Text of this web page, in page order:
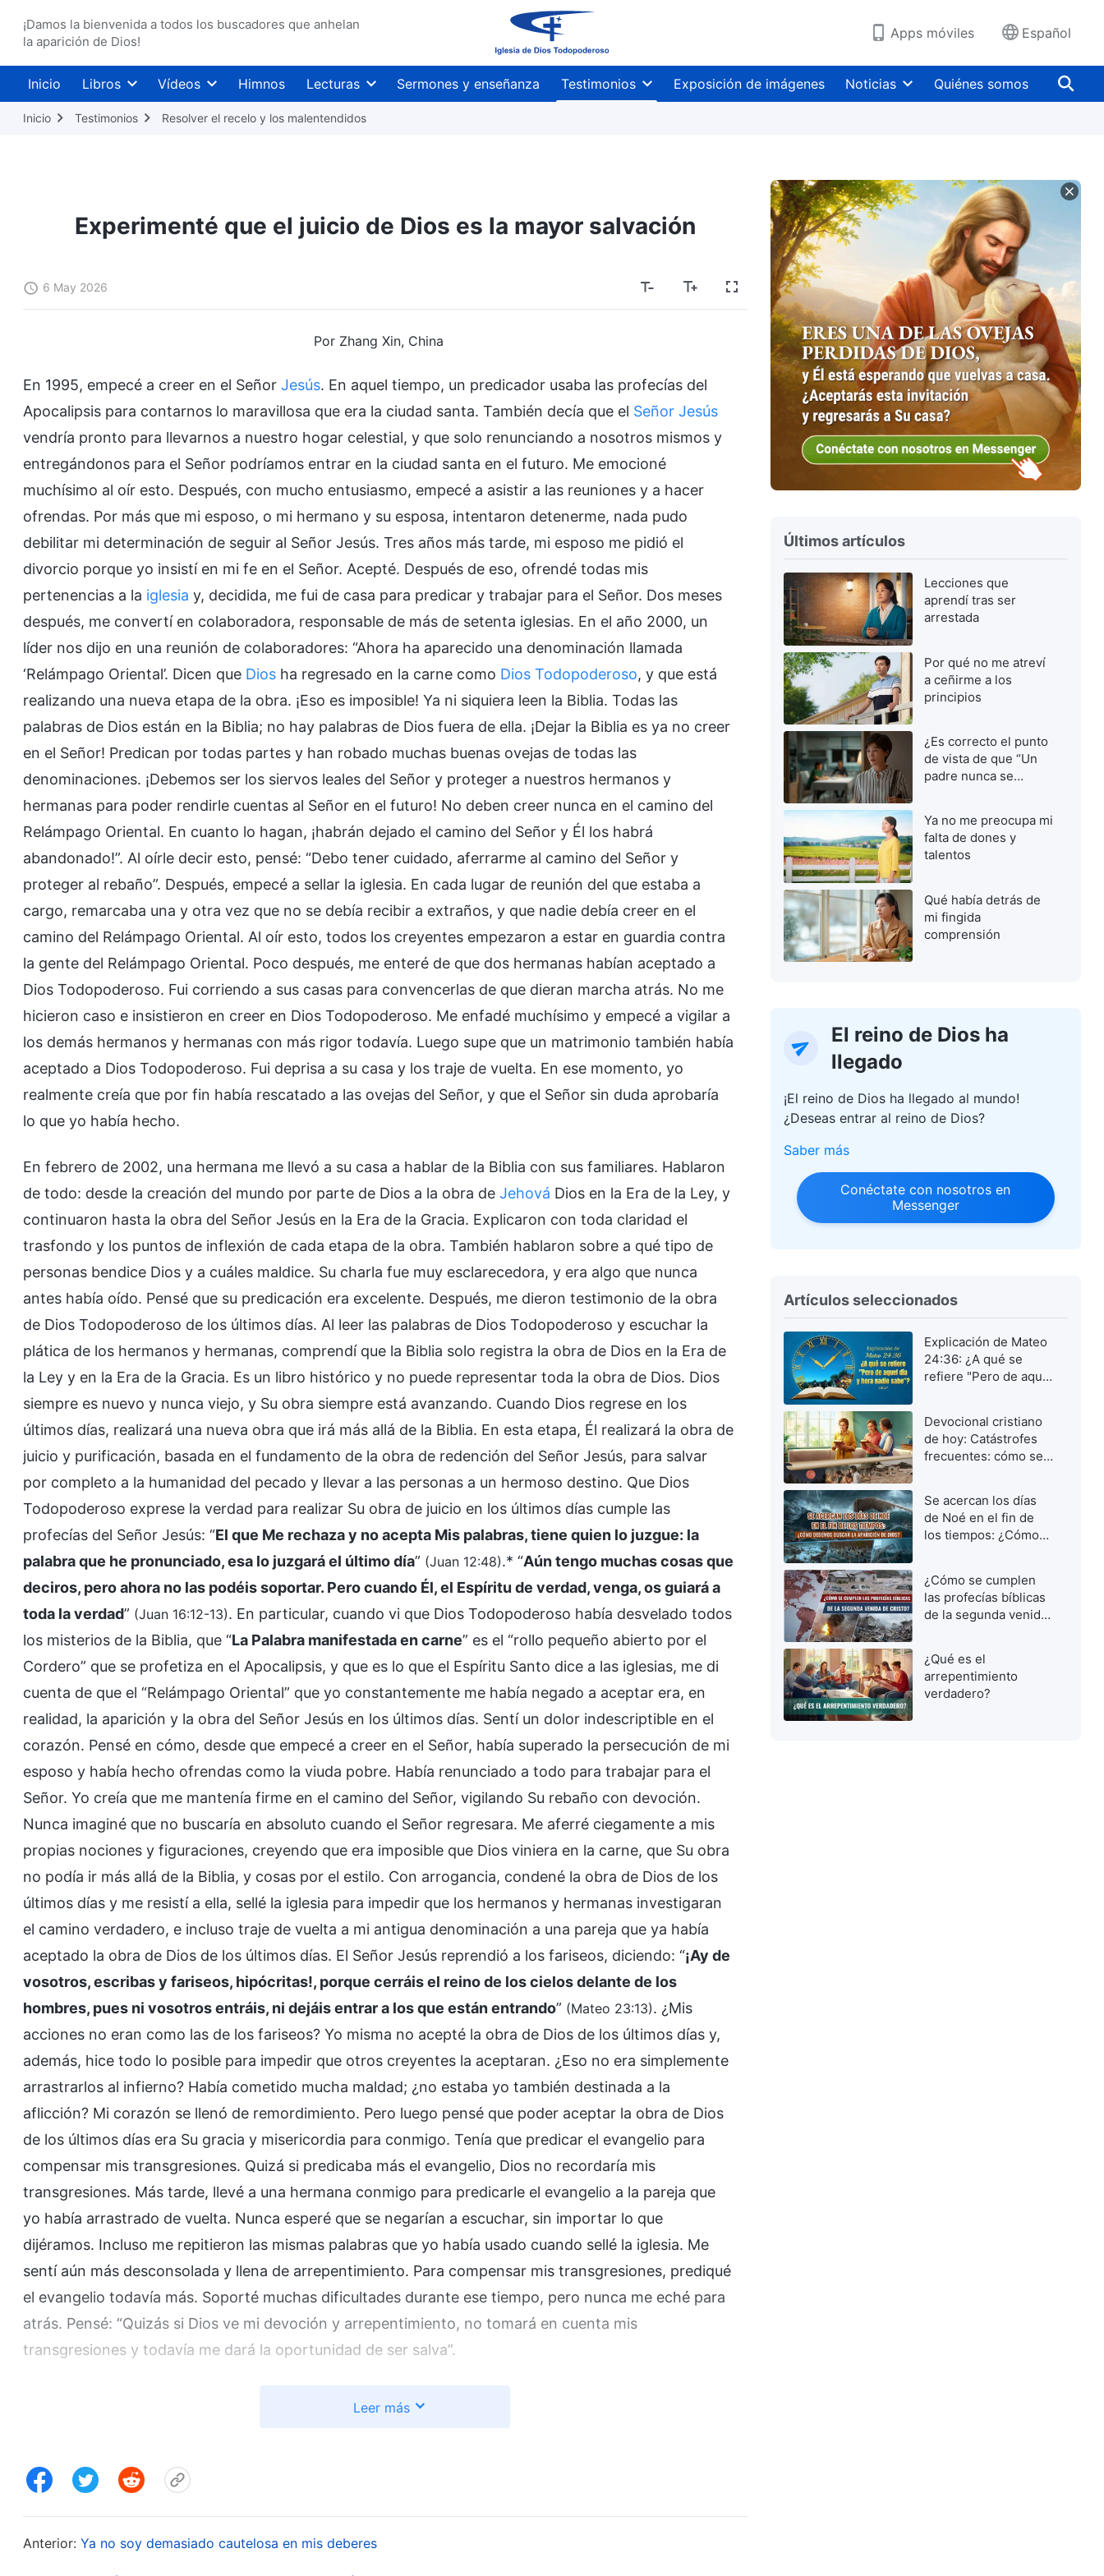
¡Damos la bienvenida a todos los buscadores que anhelan
la aparición de Dios!
Apps móviles Español
Inicio Libros Vídeos Himnos Lecturas Sermones y enseñanza Testimonios Exposición de imágenes Noticias Quiénes somos
Inicio Testimonios Resolver el recelo y los malentendidos
Experimenté que el juicio de Dios es la mayor salvación
6 May 2026
Por Zhang Xin, China
En 1995, empecé a creer en el Señor Jesús. En aquel tiempo, un predicador usaba las profecías del
Apocalipsis para contarnos lo maravillosa que era la ciudad santa. También decía que el Señor Jesús
vendría pronto para llevarnos a nuestro hogar celestial, y que solo renunciando a nosotros mismos y
entregándonos para el Señor podríamos entrar en la ciudad santa en el futuro. Me emocioné
muchísimo al oír esto. Después, con mucho entusiasmo, empecé a asistir a las reuniones y a hacer
ofrendas. Por más que mi esposo, o mi hermano y su esposa, intentaron detenerme, nada pudo
debilitar mi determinación de seguir al Señor Jesús. Tres años más tarde, mi esposo me pidió el
divorcio porque yo insistí en mi fe en el Señor. Acepté. Después de eso, ofrendé todas mis
pertenencias a la iglesia y, decidida, me fui de casa para predicar y trabajar para el Señor. Dos meses
después, me convertí en colaboradora, responsable de más de setenta iglesias. En el año 2000, un
líder nos dijo en una reunión de colaboradores: “Ahora ha aparecido una denominación llamada
‘Relámpago Oriental’. Dicen que Dios ha regresado en la carne como Dios Todopoderoso, y que está
realizando una nueva etapa de la obra. ¡Eso es imposible! Ya ni siquiera leen la Biblia. Todas las
palabras de Dios están en la Biblia; no hay palabras de Dios fuera de ella. ¡Dejar la Biblia es ya no creer
en el Señor! Predican por todas partes y han robado muchas buenas ovejas de todas las
denominaciones. ¡Debemos ser los siervos leales del Señor y proteger a nuestros hermanos y
hermanas para poder rendirle cuentas al Señor en el futuro! No deben creer nunca en el camino del
Relámpago Oriental. En cuanto lo hagan, ¡habrán dejado el camino del Señor y Él los habrá
abandonado!”. Al oírle decir esto, pensé: “Debo tener cuidado, aferrarme al camino del Señor y
proteger al rebaño”. Después, empecé a sellar la iglesia. En cada lugar de reunión del que estaba a
cargo, remarcaba una y otra vez que no se debía recibir a extraños, y que nadie debía creer en el
camino del Relámpago Oriental. Al oír esto, todos los creyentes empezaron a estar en guardia contra
la gente del Relámpago Oriental. Poco después, me enteré de que dos hermanas habían aceptado a
Dios Todopoderoso. Fui corriendo a sus casas para convencerlas de que dieran marcha atrás. No me
hicieron caso e insistieron en creer en Dios Todopoderoso. Me enfadé muchísimo y empecé a vigilar a
los demás hermanos y hermanas con más rigor todavía. Luego supe que un matrimonio también había
aceptado a Dios Todopoderoso. Fui deprisa a su casa y los traje de vuelta. En ese momento, yo
realmente creía que por fin había rescatado a las ovejas del Señor, y que el Señor sin duda aprobaría
lo que yo había hecho.
En febrero de 2002, una hermana me llevó a su casa a hablar de la Biblia con sus familiares. Hablaron
de todo: desde la creación del mundo por parte de Dios a la obra de Jehová Dios en la Era de la Ley, y
continuaron hasta la obra del Señor Jesús en la Era de la Gracia. Explicaron con toda claridad el
trasfondo y los puntos de inflexión de cada etapa de la obra. También hablaron sobre a qué tipo de
personas bendice Dios y a cuáles maldice. Su charla fue muy esclarecedora, y era algo que nunca
antes había oído. Pensé que su predicación era excelente. Después, me dieron testimonio de la obra
de Dios Todopoderoso de los últimos días. Al leer las palabras de Dios Todopoderoso y escuchar la
plática de los hermanos y hermanas, comprendí que la Biblia solo registra la obra de Dios en la Era de
la Ley y en la Era de la Gracia. Es un libro histórico y no puede representar toda la obra de Dios. Dios
siempre es nuevo y nunca viejo, y Su obra siempre está avanzando. Cuando Dios regrese en los
últimos días, realizará una nueva obra que irá más allá de la Biblia. En esta etapa, Él realizará la obra de
juicio y purificación, basada en el fundamento de la obra de redención del Señor Jesús, para salvar
por completo a la humanidad del pecado y llevar a las personas a un hermoso destino. Que Dios
Todopoderoso exprese la verdad para realizar Su obra de juicio en los últimos días cumple las
profecías del Señor Jesús: “El que Me rechaza y no acepta Mis palabras, tiene quien lo juzgue: la
palabra que he pronunciado, esa lo juzgará el último día” (Juan 12:48).* “Aún tengo muchas cosas que
deciros, pero ahora no las podéis soportar. Pero cuando Él, el Espíritu de verdad, venga, os guiará a
toda la verdad” (Juan 16:12-13). En particular, cuando vi que Dios Todopoderoso había desvelado todos
los misterios de la Biblia, que “La Palabra manifestada en carne” es el “rollo pequeño abierto por el
Cordero” que se profetiza en el Apocalipsis, y que es lo que el Espíritu Santo dice a las iglesias, me di
cuenta de que el “Relámpago Oriental” que yo constantemente me había negado a aceptar era, en
realidad, la aparición y la obra del Señor Jesús en los últimos días. Sentí un dolor indescriptible en el
corazón. Pensé en cómo, desde que empecé a creer en el Señor, había superado la persecución de mi
esposo y había hecho ofrendas como la viuda pobre. Había renunciado a todo para trabajar para el
Señor. Yo creía que me mantenía firme en el camino del Señor, vigilando Su rebaño con devoción.
Nunca imaginé que no buscaría en absoluto cuando el Señor regresara. Me aferré ciegamente a mis
propias nociones y figuraciones, creyendo que era imposible que Dios viniera en la carne, que Su obra
no podía ir más allá de la Biblia, y cosas por el estilo. Con arrogancia, condené la obra de Dios de los
últimos días y me resistí a ella, sellé la iglesia para impedir que los hermanos y hermanas investigaran
el camino verdadero, e incluso traje de vuelta a mi antigua denominación a una pareja que ya había
aceptado la obra de Dios de los últimos días. El Señor Jesús reprendió a los fariseos, diciendo: “¡Ay de
vosotros, escribas y fariseos, hipócritas!, porque cerráis el reino de los cielos delante de los
hombres, pues ni vosotros entráis, ni dejáis entrar a los que están entrando” (Mateo 23:13). ¿Mis
acciones no eran como las de los fariseos? Yo misma no acepté la obra de Dios de los últimos días y,
además, hice todo lo posible para impedir que otros creyentes la aceptaran. ¿Eso no era simplemente
arrastrarlos al infierno? Había cometido mucha maldad; ¿no estaba yo también destinada a la
aflicción? Mi corazón se llenó de remordimiento. Pero luego pensé que poder aceptar la obra de Dios
de los últimos días era Su gracia y misericordia para conmigo. Tenía que predicar el evangelio para
compensar mis transgresiones. Quizá si predicaba más el evangelio, Dios no recordaría mis
transgresiones. Más tarde, llevé a una hermana conmigo para predicarle el evangelio a la pareja que
yo había arrastrado de vuelta. Nunca esperé que se negarían a escuchar, sin importar lo que
dijéramos. Incluso me repitieron las mismas palabras que yo había usado cuando sellé la iglesia. Me
sentí aún más desconsolada y llena de arrepentimiento. Para compensar mis transgresiones, prediqué
el evangelio todavía más. Soporté muchas dificultades durante ese tiempo, pero nunca me eché para
atrás. Pensé: “Quizás si Dios ve mi devoción y arrepentimiento, no tomará en cuenta mis
transgresiones y todavía me dará la oportunidad de ser salva”.
Yo soy humano o hacia quien haya blasfemado contra Mí y me haya difamado en el pasado. Aunque
herramientas ” (La Palabra, Vol. I. La aparición y obra de Dios. Declaraciones de Cristo al principio, Capítulo
Leer más
Anterior: Ya no soy demasiado cautelosa en mis deberes
Últimos artículos
Lecciones que
aprendí tras ser
arrestada
Por qué no me atreví
a ceñirme a los
principios
¿Es correcto el punto
de vista de que “Un
padre nunca se
Ya no me preocupa mi
falta de dones y
talentos
Qué había detrás de
mi fingida
comprensión
El reino de Dios ha
llegado
¡El reino de Dios ha llegado al mundo!
¿Deseas entrar al reino de Dios?
Saber más
Conéctate con nosotros en
Messenger
Artículos seleccionados
Explicación de Mateo
24:36: ¿A qué se
refiere "Pero de aquel
Devocional cristiano
de hoy: Catástrofes
frecuentes: cómo ser
al Señor
Se acercan los días
de Noé en el fin de
los tiempos: ¿Cómo
¿Cómo se cumplen
las profecías bíblicas
de la segunda venida
¿Qué es el
arrepentimiento
verdadero?